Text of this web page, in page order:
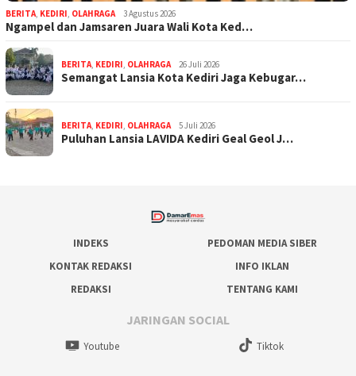
BERITA, KEDIRI, OLAHRAGA 3 Agustus 2026
Ngampel dan Jamsaren Juara Wali Kota Ked…
BERITA, KEDIRI, OLAHRAGA 26 Juli 2026
Semangat Lansia Kota Kediri Jaga Kebugar…
BERITA, KEDIRI, OLAHRAGA 5 Juli 2026
Puluhan Lansia LAVIDA Kediri Geal Geol J…
INDEKS
PEDOMAN MEDIA SIBER
KONTAK REDAKSI
INFO IKLAN
REDAKSI
TENTANG KAMI
JARINGAN SOCIAL
Youtube Tiktok